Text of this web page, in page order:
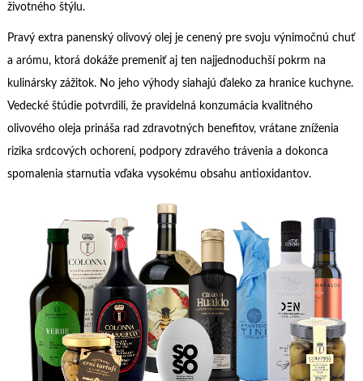
životného štýlu.
Pravý extra panenský olivový olej je cenený pre svoju výnimočnú chuť
a arómu, ktorá dokáže premeniť aj ten najjednoduchší pokrm na
kulinársky zážitok. No jeho výhody siahajú ďaleko za hranice kuchyne.
Vedecké štúdie potvrdili, že pravidelná konzumácia kvalitného
olivového oleja prináša rad zdravotných benefitov, vrátane zníženia
rizika srdcových ochorení, podpory zdravého trávenia a dokonca
spomalenia starnutia vďaka vysokému obsahu antioxidantov.